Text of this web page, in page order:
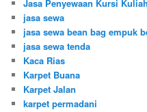
Jasa Penyewaan Kursi
jasa sewa
jasa sewa bean bag empuk
jasa sewa tenda
Kaca Rias
Karpet Buana
Karpet Jalan
karpet permadani